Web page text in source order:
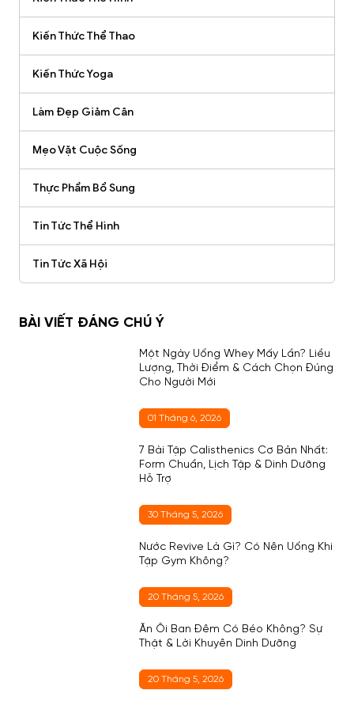
Kiến Thức Thể Thao
Kiến Thức Yoga
Làm Đẹp Giảm Cân
Mẹo Vặt Cuộc Sống
Thực Phẩm Bổ Sung
Tin Tức Thể Hình
Tin Tức Xã Hội
BÀI VIẾT ĐÁNG CHÚ Ý
Một Ngày Uống Whey Mấy Lần? Liều
Lượng, Thời Điểm & Cách Chọn Đúng
Cho Người Mới
01 Tháng 6, 2026
7 Bài Tập Calisthenics Cơ Bản Nhất:
Form Chuẩn, Lịch Tập & Dinh Dưỡng
Hỗ Trợ
30 Tháng 5, 2026
Nước Revive Là Gì? Có Nên Uống Khi
Tập Gym Không?
20 Tháng 5, 2026
Ăn Ổi Ban Đêm Có Béo Không? Sự
Thật & Lời Khuyên Dinh Dưỡng
20 Tháng 5, 2026